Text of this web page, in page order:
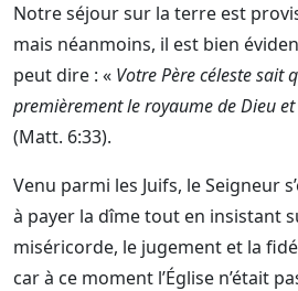
Notre séjour sur la terre est
mais néanmoins, il est bien
peut dire : « Votre Père céleste sait
premièrement le royaume de Dieu
(Matt. 6:33).
Venu parmi les Juifs, le Seigneur
à payer la dîme tout en insistant
miséricorde, le jugement et la
car à ce moment l’Église n’était